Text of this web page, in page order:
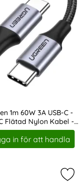
1m 60W 3A USB-C -
Flätad Nylon Kabel -
Svart/Grå
in för att handla
Tungsten 1m